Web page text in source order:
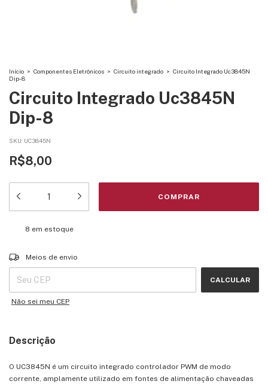
Início > Componentes Eletrônicos > Circuito integrado > Circuito Integrado Uc3845N
Dip-8
Circuito Integrado Uc3845N
Dip-8
SKU: UC3845N
R$8,00
8 em estoque
Entregas para o CEP:
Meios de envio
CALCULAR
Não sei meu CEP
Descrição
O UC3845N é um circuito integrado controlador PWM de modo
corrente, amplamente utilizado em fontes de alimentação chaveadas